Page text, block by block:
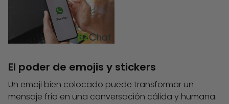
El poder de emojis y stickers
Un emoji bien colocado puede transformar un
mensaje frío en una conversación cálida y humana.